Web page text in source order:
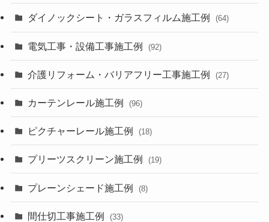
ダイノックシート・ガラスフィルム施工例 (64)
電気工事・設備工事施工例 (92)
介護リフォーム・バリアフリー工事施工例 (27)
カーテンレール施工例 (96)
ピクチャーレール施工例 (18)
プリーツスクリーン施工例 (19)
プレーンシェード施工例 (8)
間仕切工事施工例 (33)